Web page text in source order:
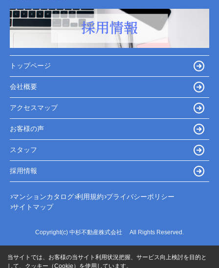
トップページ
会社概要
アクセスマップ
お客様の声
スタッフ
採用情報
マンションカタログ 利用規約 プライバシーポリシー
サイトマップ
Copyright(c) 中杉不動産株式会社 All Rights Reserved.
当サイトでは、お客様の当サイト利用状況把握、サービス向上検討を目的と
して、クッキー（Cookie）を使用しています。